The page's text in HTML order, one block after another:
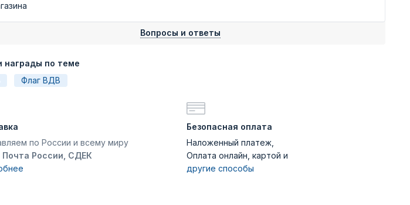
Вопросы и ответы
награды по теме
Флаг ВДВ
по России и всему миру
Почта России, СДЕК
Безопасная оплата
Наложенный платеж,
Оплата онлайн, картой и
другие способы